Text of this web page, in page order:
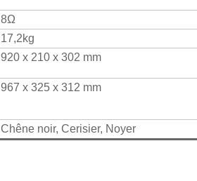
8Ω
17,2kg
920 x 210 x 302 mm
967 x 325 x 312 mm
Chêne noir, Cerisier, Noyer